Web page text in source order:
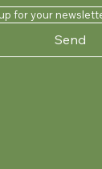
for your
Send